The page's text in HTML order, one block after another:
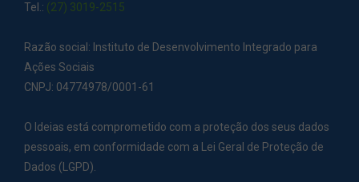
Tel.: (27) 3019-2515
Razão social: Instituto de Desenvolvimento Integrado para
Ações Sociais
CNPJ: 04774978/0001-61
O Ideias está comprometido com a proteção dos seus dados
pessoais, em conformidade com a Lei Geral de Proteção de
Dados (LGPD).